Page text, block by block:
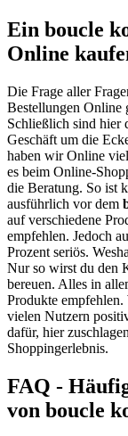
Ein boucle
Online
Die Frage aller
Bestellungen Online
Schließlich sind hier
Geschäft um die
haben wir Online
es beim Online-
die Beratung. So ist
ausführlich vor dem
auf verschiedene
empfehlen. Jedoch
Prozent seriös.
Nur so wirst du den
bereuen. Alles in
Produkte
vielen Nutzern
dafür, hier
Shoppingerlebnis.
FAQ -
von boucle